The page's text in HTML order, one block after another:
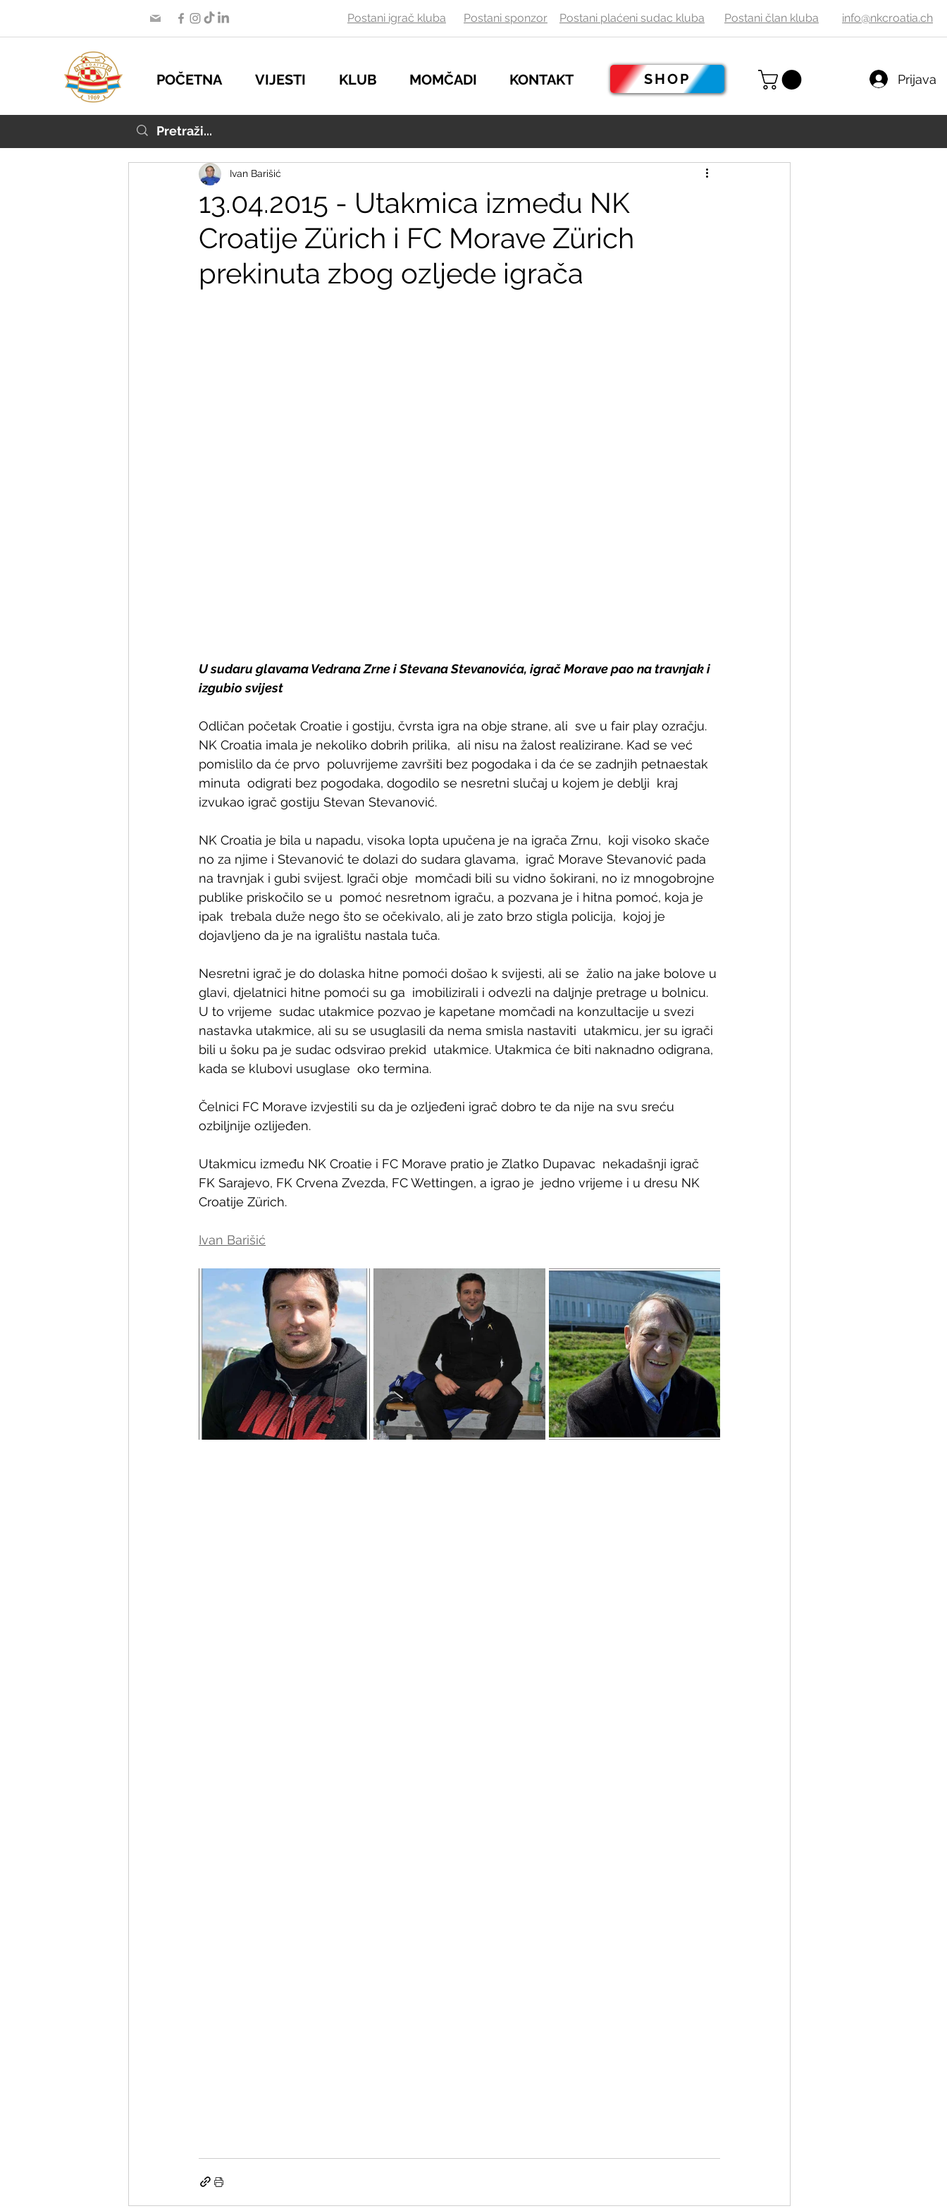
Postani igrač kluba Postani sponzor Postani plaćeni sudac kluba Postani član kluba info@nkcroatia.ch
POČETNA VIJESTI KLUB MOMČADI KONTAKT SHOP Prijava
13.04.2015 - Utakmica između NK
Croatije Zürich i FC Morave Zürich
prekinuta zbog ozljede igrača
Ivan Barišić
U sudaru glavama Vedrana Zrne i Stevana Stevanovića, igrač Morave pao na travnjak i
izgubio svijest
Odličan početak Croatie i gostiju, čvrsta igra na obje strane, ali  sve u fair play ozračju.
NK Croatia imala je nekoliko dobrih prilika,  ali nisu na žalost realizirane. Kad se već
pomislilo da će prvo  poluvrijeme završiti bez pogodaka i da će se zadnjih petnaestak
minuta  odigrati bez pogodaka, dogodilo se nesretni slučaj u kojem je deblji  kraj
izvukao igrač gostiju Stevan Stevanović.
NK Croatia je bila u napadu, visoka lopta upučena je na igrača Zrnu,  koji visoko skače
no za njime i Stevanović te dolazi do sudara glavama,  igrač Morave Stevanović pada
na travnjak i gubi svijest. Igrači obje  momčadi bili su vidno šokirani, no iz mnogobrojne
publike priskočilo se u  pomoć nesretnom igraču, a pozvana je i hitna pomoć, koja je
ipak  trebala duže nego što se očekivalo, ali je zato brzo stigla policija,  kojoj je
dojavljeno da je na igralištu nastala tuča.
Nesretni igrač je do dolaska hitne pomoći došao k svijesti, ali se  žalio na jake bolove u
glavi, djelatnici hitne pomoći su ga  imobilizirali i odvezli na daljnje pretrage u bolnicu.
U to vrijeme  sudac utakmice pozvao je kapetane momčadi na konzultacije u svezi
nastavka utakmice, ali su se usuglasili da nema smisla nastaviti  utakmicu, jer su igrači
bili u šoku pa je sudac odsvirao prekid  utakmice. Utakmica će biti naknadno odigrana,
kada se klubovi usuglase  oko termina.
Čelnici FC Morave izvjestili su da je ozljeđeni igrač dobro te da nije na svu sreću
ozbiljnije ozlijeđen.
Utakmicu između NK Croatie i FC Morave pratio je Zlatko Dupavac  nekadašnji igrač
FK Sarajevo, FK Crvena Zvezda, FC Wettingen, a igrao je  jedno vrijeme i u dresu NK
Croatije Zürich.
Ivan Barišić